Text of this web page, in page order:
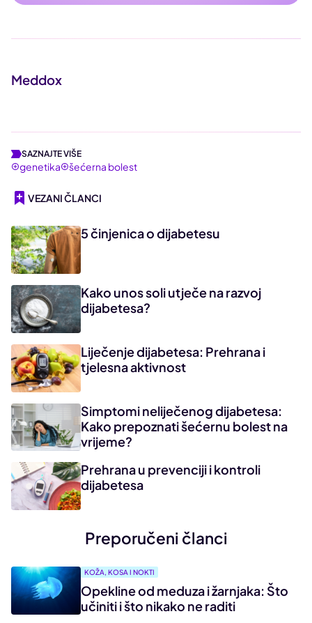
Meddox
SAZNAJTE VIŠE
genetika šećerna bolest
VEZANI ČLANCI
5 činjenica o dijabetesu
Kako unos soli utječe na razvoj
dijabetesa?
Liječenje dijabetesa: Prehrana i
tjelesna aktivnost
Simptomi neliječenog dijabetesa:
Kako prepoznati šećernu bolest na
vrijeme?
Prehrana u prevenciji i kontroli
dijabetesa
Preporučeni članci
KOŽA, KOSA I NOKTI
Opekline od meduza i žarnjaka: Što
učiniti i što nikako ne raditi